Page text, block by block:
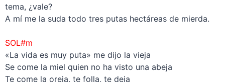
tema, ¿vale?
A mí me la suda todo tres putas hectáreas de mierda.
SOL#m
«La vida es muy puta» me dijo la vieja
Se come la miel quien no ha visto una abeja
Te come la oreja, te folla, te deja